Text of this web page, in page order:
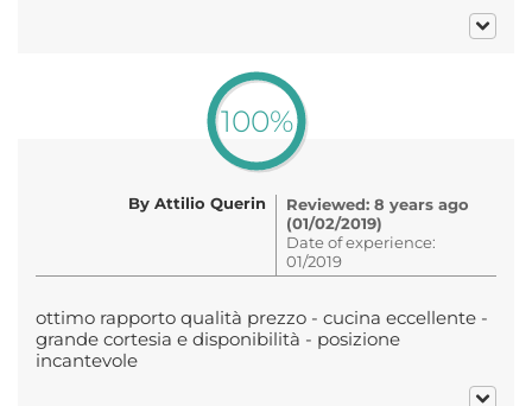
100%
By Attilio Querin
Reviewed: 8 years ago
(01/02/2019)
Date of experience:
01/2019
ottimo rapporto qualità prezzo - cucina eccellente -
grande cortesia e disponibilità - posizione
incantevole